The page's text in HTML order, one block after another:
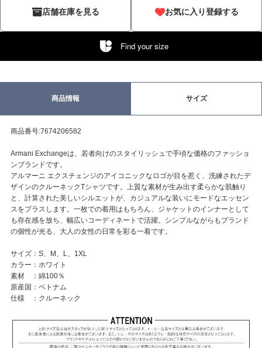
店舗在庫を見る お気に入り登録する
Find your size
商品情報 サイズ
商品番号:7674206582
Armani Exchangeは、若者向けのスタイリッシュで手頃な価格のファッショ
ンブランドです。
アルマーニ エクスチェンジのアイコニックなロゴが目を惹く、洗練されたデ
ザインのクルーネックTシャツです。上質な素材が生み出す柔らかな肌触り
と、計算された美しいシルエットが、カジュアルな装いにモードなエッセン
スをプラスします。一枚での着用はもちろん、ジャケットのインナーとして
も存在感を放ち、幅広いコーディネートで活躍。シンプルながらもブランド
の個性が光る、大人の女性の日常を彩る一着です。
サイズ：S、M、L、1XL
カラー：ホワイト
素材 ：綿100％
原産国：ベトナム
仕様 ：クルーネック